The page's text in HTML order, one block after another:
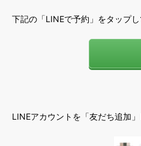
下記の「LINEで予約」をタップし
LINEアカウントを「友だち追加